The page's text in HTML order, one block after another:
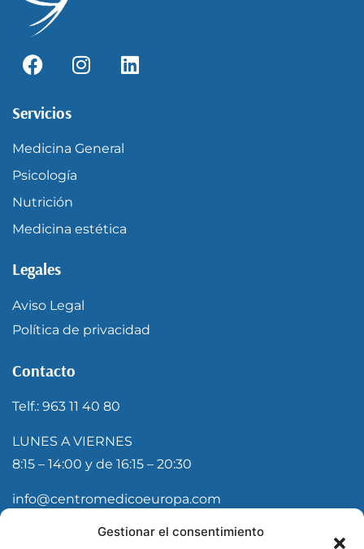
Gestionar el consentimiento
Servicios
Medicina General
Psicología
Nutrición
Medicina estética
Legales
Aviso Legal
Política de privacidad
Contacto
Telf.: 963 11 40 80
LUNES A VIERNES
8:15 – 14:00 y de 16:15 – 20:30
info@centromedicoeuropa.com
Suscríbete a nuestra newsletter